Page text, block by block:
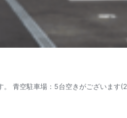
青空駐車場：5台空きがございま